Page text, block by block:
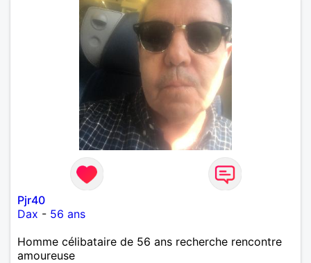
Pjr40
Dax - 56 ans
Homme célibataire de 56 ans recherche rencontre
amoureuse